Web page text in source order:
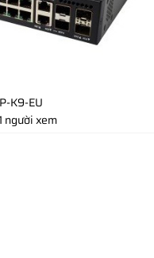
K9-EU
người xem